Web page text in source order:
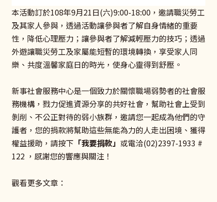
本活動訂於108年9月21日(六)9:00-18:00，邀請職災勞工
及其家人參與，透過活動讓參與者了解自身情緒的重要
性，降低心理壓力；讓參與者了解減輕壓力的技巧；透過
外遊讓職災勞工及家屬能短暫的環境轉換，享受家人同
樂、共度溫馨家庭日的時光，使身心靈得到舒壓。
新事社會服務中心是一個致力於關懷職場弱勢者的社會服
務機構，戮力促進資源分享的共好社會，幫助社會上受到
剝削、不公正對待的弱小族群，邀請您一起成為他們的守
護者，您的捐款將幫助這些無能為力的人走出困境、獲得
權益援助，請按下 「我要捐款」 或電洽(02)2397-1933 #
122 ，感謝您的響應與關注！
觀看更多文章：